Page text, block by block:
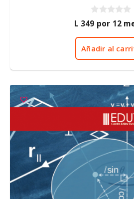
0
d
e
L 349 por 12
Añadir al